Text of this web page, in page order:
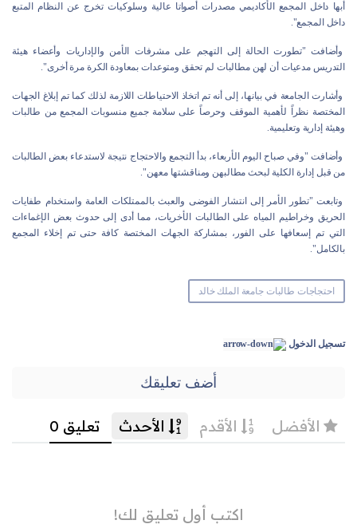
أبها داخل المجمع الأكاديمي مصدرات أصواتا عالية وسلوكيات تخرج عن النظام المتبع
داخل المجمع".
وأضافت "تطورت الحالة إلى التهجم على مشرفات الأمن والإداريات وأعضاء هيئة
التدريس مدعيات أن لهن مطالبات لم تحقق ومتوعدات بمعاودة الكرة مرة أخرى".
وأشارت الجامعة في بيانها، إلى أنه تم اتخاذ الاحتياطات اللازمة لذلك كما تم إبلاغ الجهات
المختصة نظراً لأهمية الموقف وحرصاً على سلامة جميع منسوبات المجمع من طالبات
وهيئة إدارية وتعليمية.
وأضافت "وفي صباح اليوم الأربعاء، بدأ التجمع والاحتجاج نتيجة لاستدعاء بعض الطالبات
من قبل إدارة الكلية لبحث مطالبهن ومناقشتها معهن".
وتابعت "تطور الأمر إلى انتشار الفوضى والعبث بالممتلكات العامة واستخدام طفايات
الحريق وخراطيم المياه على الطالبات الأخريات، مما أدى إلى حدوث بعض الإغماءات
التي تم إسعافها على الفور، بمشاركة الجهات المختصة كافة حتى تم إخلاء المجمع
بالكامل".
احتجاجات طالبات جامعة الملك خالد
تسجيل الدخول
أضف تعليقك